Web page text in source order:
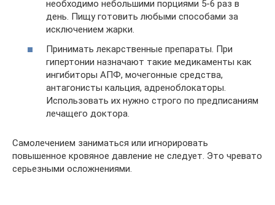
необходимо небольшими порциями 5-6 раз в
день. Пищу готовить любыми способами за
исключением жарки.
Принимать лекарственные препараты. При
гипертонии назначают такие медикаменты как
ингибиторы АПФ, мочегонные средства,
антагонисты кальция, адреноблокаторы.
Использовать их нужно строго по предписаниям
лечащего доктора.
Самолечением заниматься или игнорировать
повышенное кровяное давление не следует. Это чревато
серьезными осложнениями.